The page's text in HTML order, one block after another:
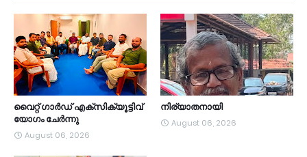
വൈറ്റ് ഗാർഡ് എക്സിക്യൂട്ടിവ്
യോഗം ചേർന്നു
August 06, 2026
നിര്യാതനായി
August 06, 2026